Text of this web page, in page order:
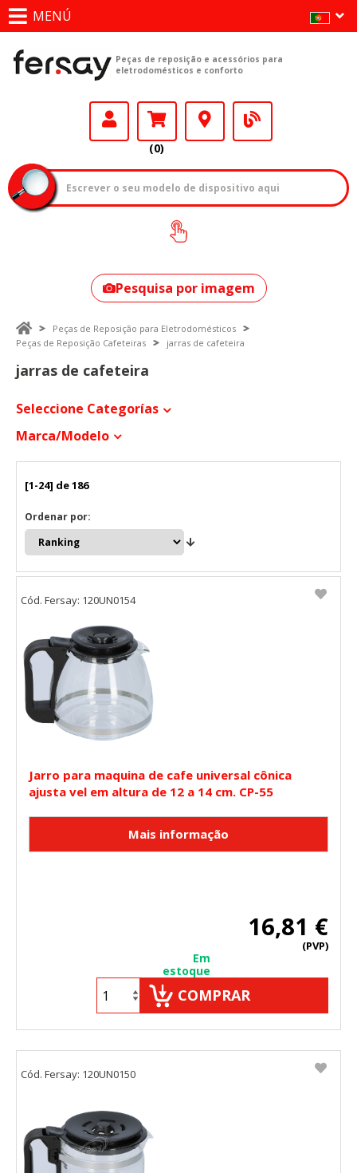
MENÚ
Peças de reposição e acessórios para
eletrodomésticos e conforto
(0)
Como encontrar
o seu modelo?
Pesquisa por imagem
Peças de Reposição para Eletrodomésticos
Peças de Reposição Cafeteiras
jarras de cafeteira
jarras de cafeteira
Seleccione Categorías
Marca/modelo
[1-24] de 186
Ordenar por:
Jarro para maquina de cafe universal cônica
ajusta vel em altura de 12 a 14 cm. CP-55
16,81 €
(PVP)
Em
estoque
COMPRAR
Cód. Fersay: 120UN0154
Cód. Fersay: 120UN0150